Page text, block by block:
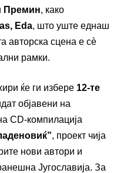
Премин, како
Eda, што уште еднаш
авторска сцена е сè
рамки.
ќе ги избере 12-те
објавени на
CD-компилација
, проект чија
нови автори и
Југославија. За